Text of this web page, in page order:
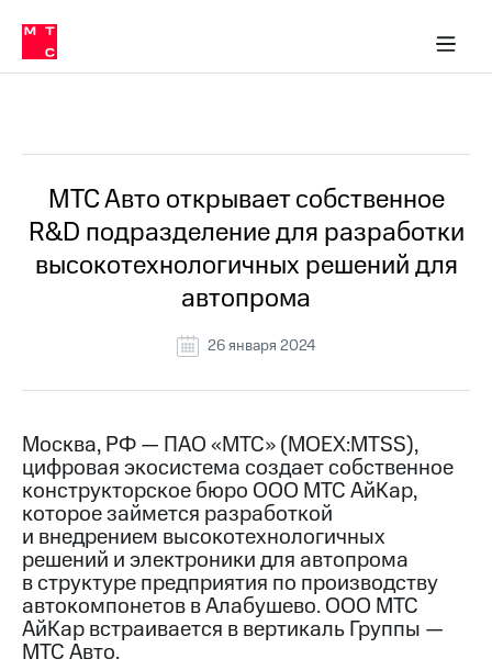
Медиа-центр
и акционерам
Устойчивое развитие
Комплаенс и деловая этика
компании
Карьера
История
компании
Руководство
информация
Медиа-центр
Пресс-
релизы
МТС
о технологиях
Достижения
Интервью
в МТС
Пресс-
релизы
МТС
о технологиях
МТС Авто открывает собственное
R&D подразделение для разработки
высокотехнологичных решений для
автопрома
26 января 2024
Москва, РФ — ПАО «МТС» (MOEX:MTSS),
цифровая экосистема создает собственное
конструкторское бюро ООО МТС АйКар,
которое займется разработкой
и внедрением высокотехнологичных
решений и электроники для автопрома
в структуре предприятия по производству
автокомпонетов в Алабушево. ООО МТС
АйКар встраивается в вертикаль Группы —
МТС Авто.